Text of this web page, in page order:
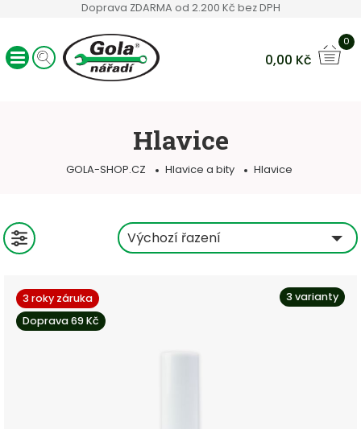
Doprava ZDARMA od 2.200 Kč bez DPH
0,00 Kč
0
Ruční nářadí
Hlavice a bity
Ostatní sortiment
Hlavice
GOLA-SHOP.CZ Hlavice a bity Hlavice
Výchozí řazení
3 varianty
3 roky záruka
Doprava 69 Kč